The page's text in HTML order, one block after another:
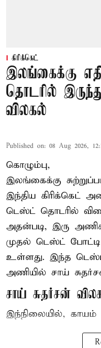
கிரிக்கெட்
இலங்கைக்கு
தொடரில்
விலகல்
Published on: 08 Aug 2026,
கொழும்பு,
இலங்கைக்கு
இந்திய கிரிக்கெட்
டெஸ்ட் தொடரில்
அதன்படி, இரு
முதல் டெஸ்ட்
உள்ளது. இந்த
அணியில் சாய்
சாய் சுதர்சன்
இந்நிலையில்,